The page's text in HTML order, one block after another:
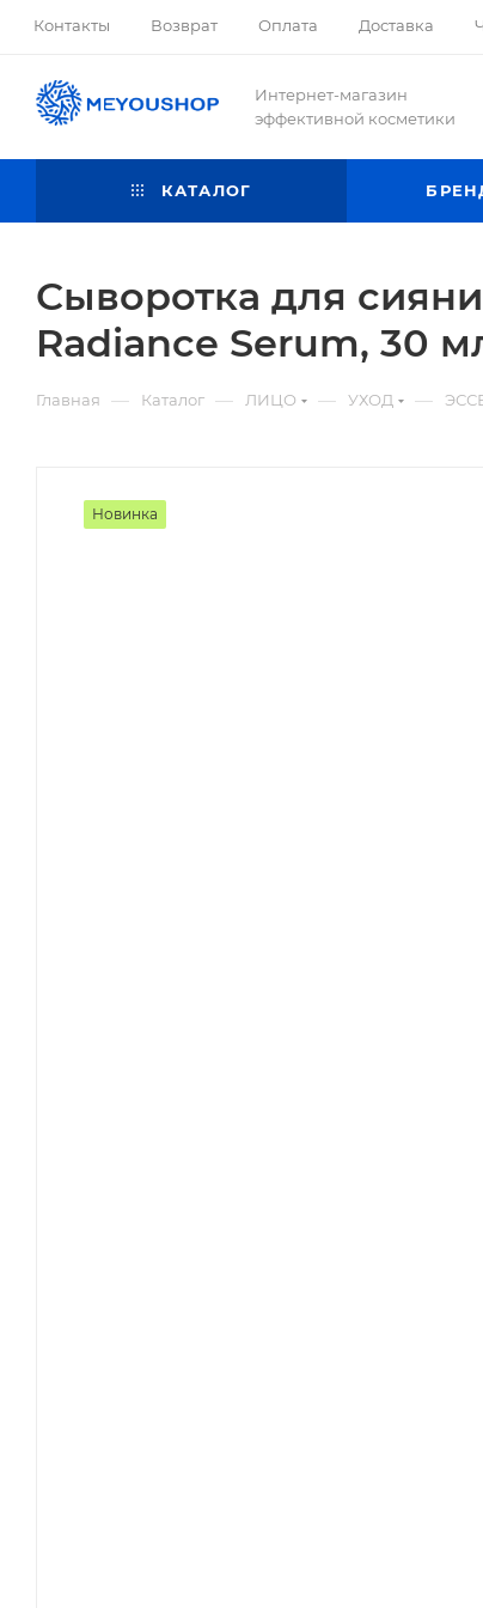
Контакты Возврат Оплата Доставка
Интернет-магазин
эффективной косметики
КАТАЛОГ
Сыворотка для
Radiance Serum, 30
Главная — Каталог — ЛИЦО — УХОД —
Новинка